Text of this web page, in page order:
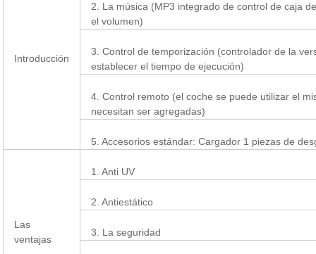
Introducción
2. La música (MP3 integrado de control de caja
el volumen)
3. Control de temporización (controlador de la
establecer el tiempo de ejecución)
4. Control remoto (el coche se puede utilizar el
necesitan ser agregadas)
5. Accesorios estándar: Cargador 1 piezas de
Las
ventajas
1. Anti UV
2. Antiestático
3. La seguridad